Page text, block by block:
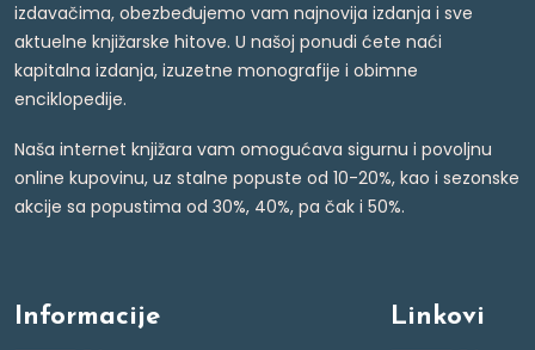
izdavačima, obezbeđujemo vam najnovija izdanja i sve
aktuelne knjižarske hitove. U našoj ponudi ćete naći
kapitalna izdanja, izuzetne monografije i obimne
enciklopedije.
Naša internet knjižara vam omogućava sigurnu i povoljnu
online kupovinu, uz stalne popuste od 10-20%, kao i sezonske
akcije sa popustima od 30%, 40%, pa čak i 50%.
Informacije Linkovi